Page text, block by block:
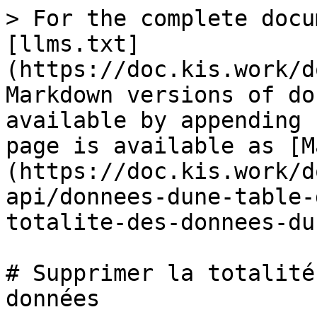
> For the complete
[llms.txt]
(https://doc.kis.work/
Markdown versions of
available by
page is available as
(https://doc.kis.work/
api/donnees-dune-
totalite-des-donnees-
# Supprimer la totalité
données